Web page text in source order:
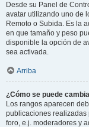
Desde su Panel de
avatar utilizando uno de
Remoto o Subida. Es la
en que tamaño y peso
disponible la opción de
sea activada.
Arriba
¿Cómo se puede
Los rangos aparecen
publicaciones realizadas
foro, e.j. moderadores y